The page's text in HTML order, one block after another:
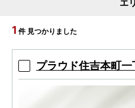
エ
1 件 見つかりました
プラウド住吉本町